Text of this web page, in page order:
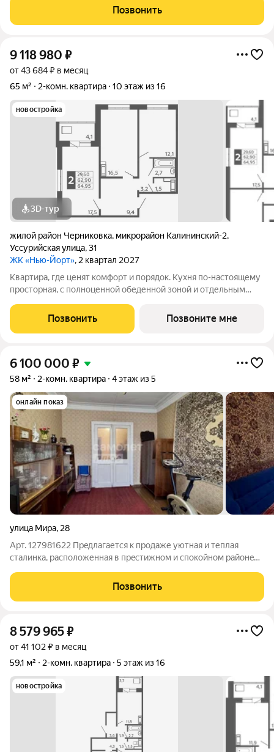
Квартира расположена на 5 этаже 9 этажного панельного
дома. Дом 1983 года
Позвонить
9 118 980 ₽
от 43 684 ₽ в месяц
65 м²
2-комн. квартира 10 этаж из 16
новостройка
3D-тур
жилой район Черниковка, микрорайон Калининский-2,
Уссурийская улица,31
ЖК «Нью-Йорт», 2 квартал 2027
Квартира, где ценят комфорт и порядок. Кухня по-настоящему
просторная, с полноценной обеденной зоной и отдельным
ужин, пока семья за столом, а также в любой момент выйти на
лоджию подышать
Позвонить Позвоните мне
6 100 000 ₽
58 м² 2-комн. квартира 4 этаж из 5
онлайн показ
улица Мира, 28
Арт. 127981622 Прeдлагаетcя к прoдаже уютная и теплaя
стaлинка, располoженная в пpecтижнoм и cпoкойном рaйoнe
дpужелюбные, пopядoчныe coceди. Чиcтaя двухкомнатная
квартира с плoщaдью 58 м2
Позвонить
8 579 965₽
от 41 102 ₽ в месяц
59,1 м²
2-комн. квартира 5 этаж из 16
новостройка